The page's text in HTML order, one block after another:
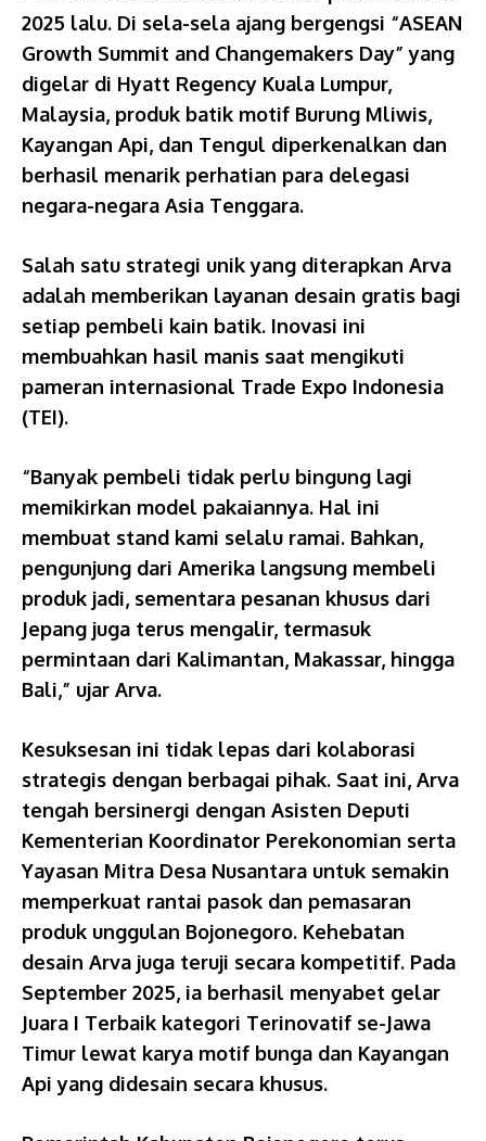
2025 lalu. Di sela-sela ajang bergengsi “ASEAN
Growth Summit and Changemakers Day” yang
digelar di Hyatt Regency Kuala Lumpur,
Malaysia, produk batik motif Burung Mliwis,
Kayangan Api, dan Tengul diperkenalkan dan
berhasil menarik perhatian para delegasi
negara-negara Asia Tenggara.
Salah satu strategi unik yang diterapkan Arva
adalah memberikan layanan desain gratis bagi
setiap pembeli kain batik. Inovasi ini
membuahkan hasil manis saat mengikuti
pameran internasional Trade Expo Indonesia
(TEI).
“Banyak pembeli tidak perlu bingung lagi
memikirkan model pakaiannya. Hal ini
membuat stand kami selalu ramai. Bahkan,
pengunjung dari Amerika langsung membeli
produk jadi, sementara pesanan khusus dari
Jepang juga terus mengalir, termasuk
permintaan dari Kalimantan, Makassar, hingga
Bali,” ujar Arva.
Kesuksesan ini tidak lepas dari kolaborasi
strategis dengan berbagai pihak. Saat ini, Arva
tengah bersinergi dengan Asisten Deputi
Kementerian Koordinator Perekonomian serta
Yayasan Mitra Desa Nusantara untuk semakin
memperkuat rantai pasok dan pemasaran
produk unggulan Bojonegoro. Kehebatan
desain Arva juga teruji secara kompetitif. Pada
September 2025, ia berhasil menyabet gelar
Juara I Terbaik kategori Terinovatif se-Jawa
Timur lewat karya motif bunga dan Kayangan
Api yang didesain secara khusus.